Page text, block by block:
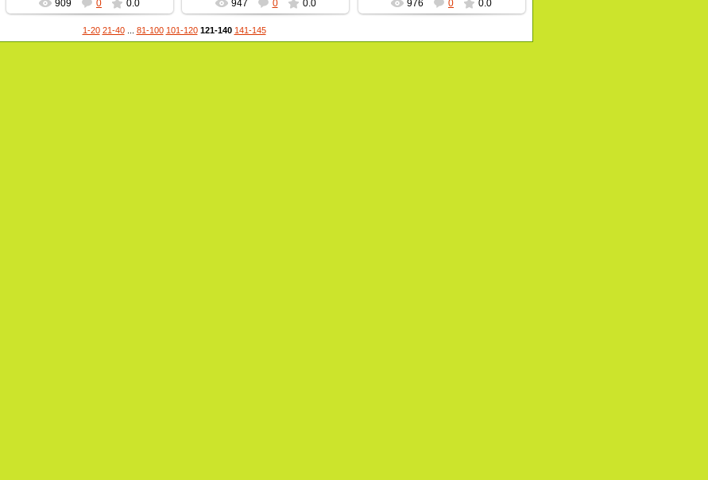
909 0 0.0 947 0 0.0 976 0 0.0
1-20 21-40 81-100 101-120 121-140 141-145